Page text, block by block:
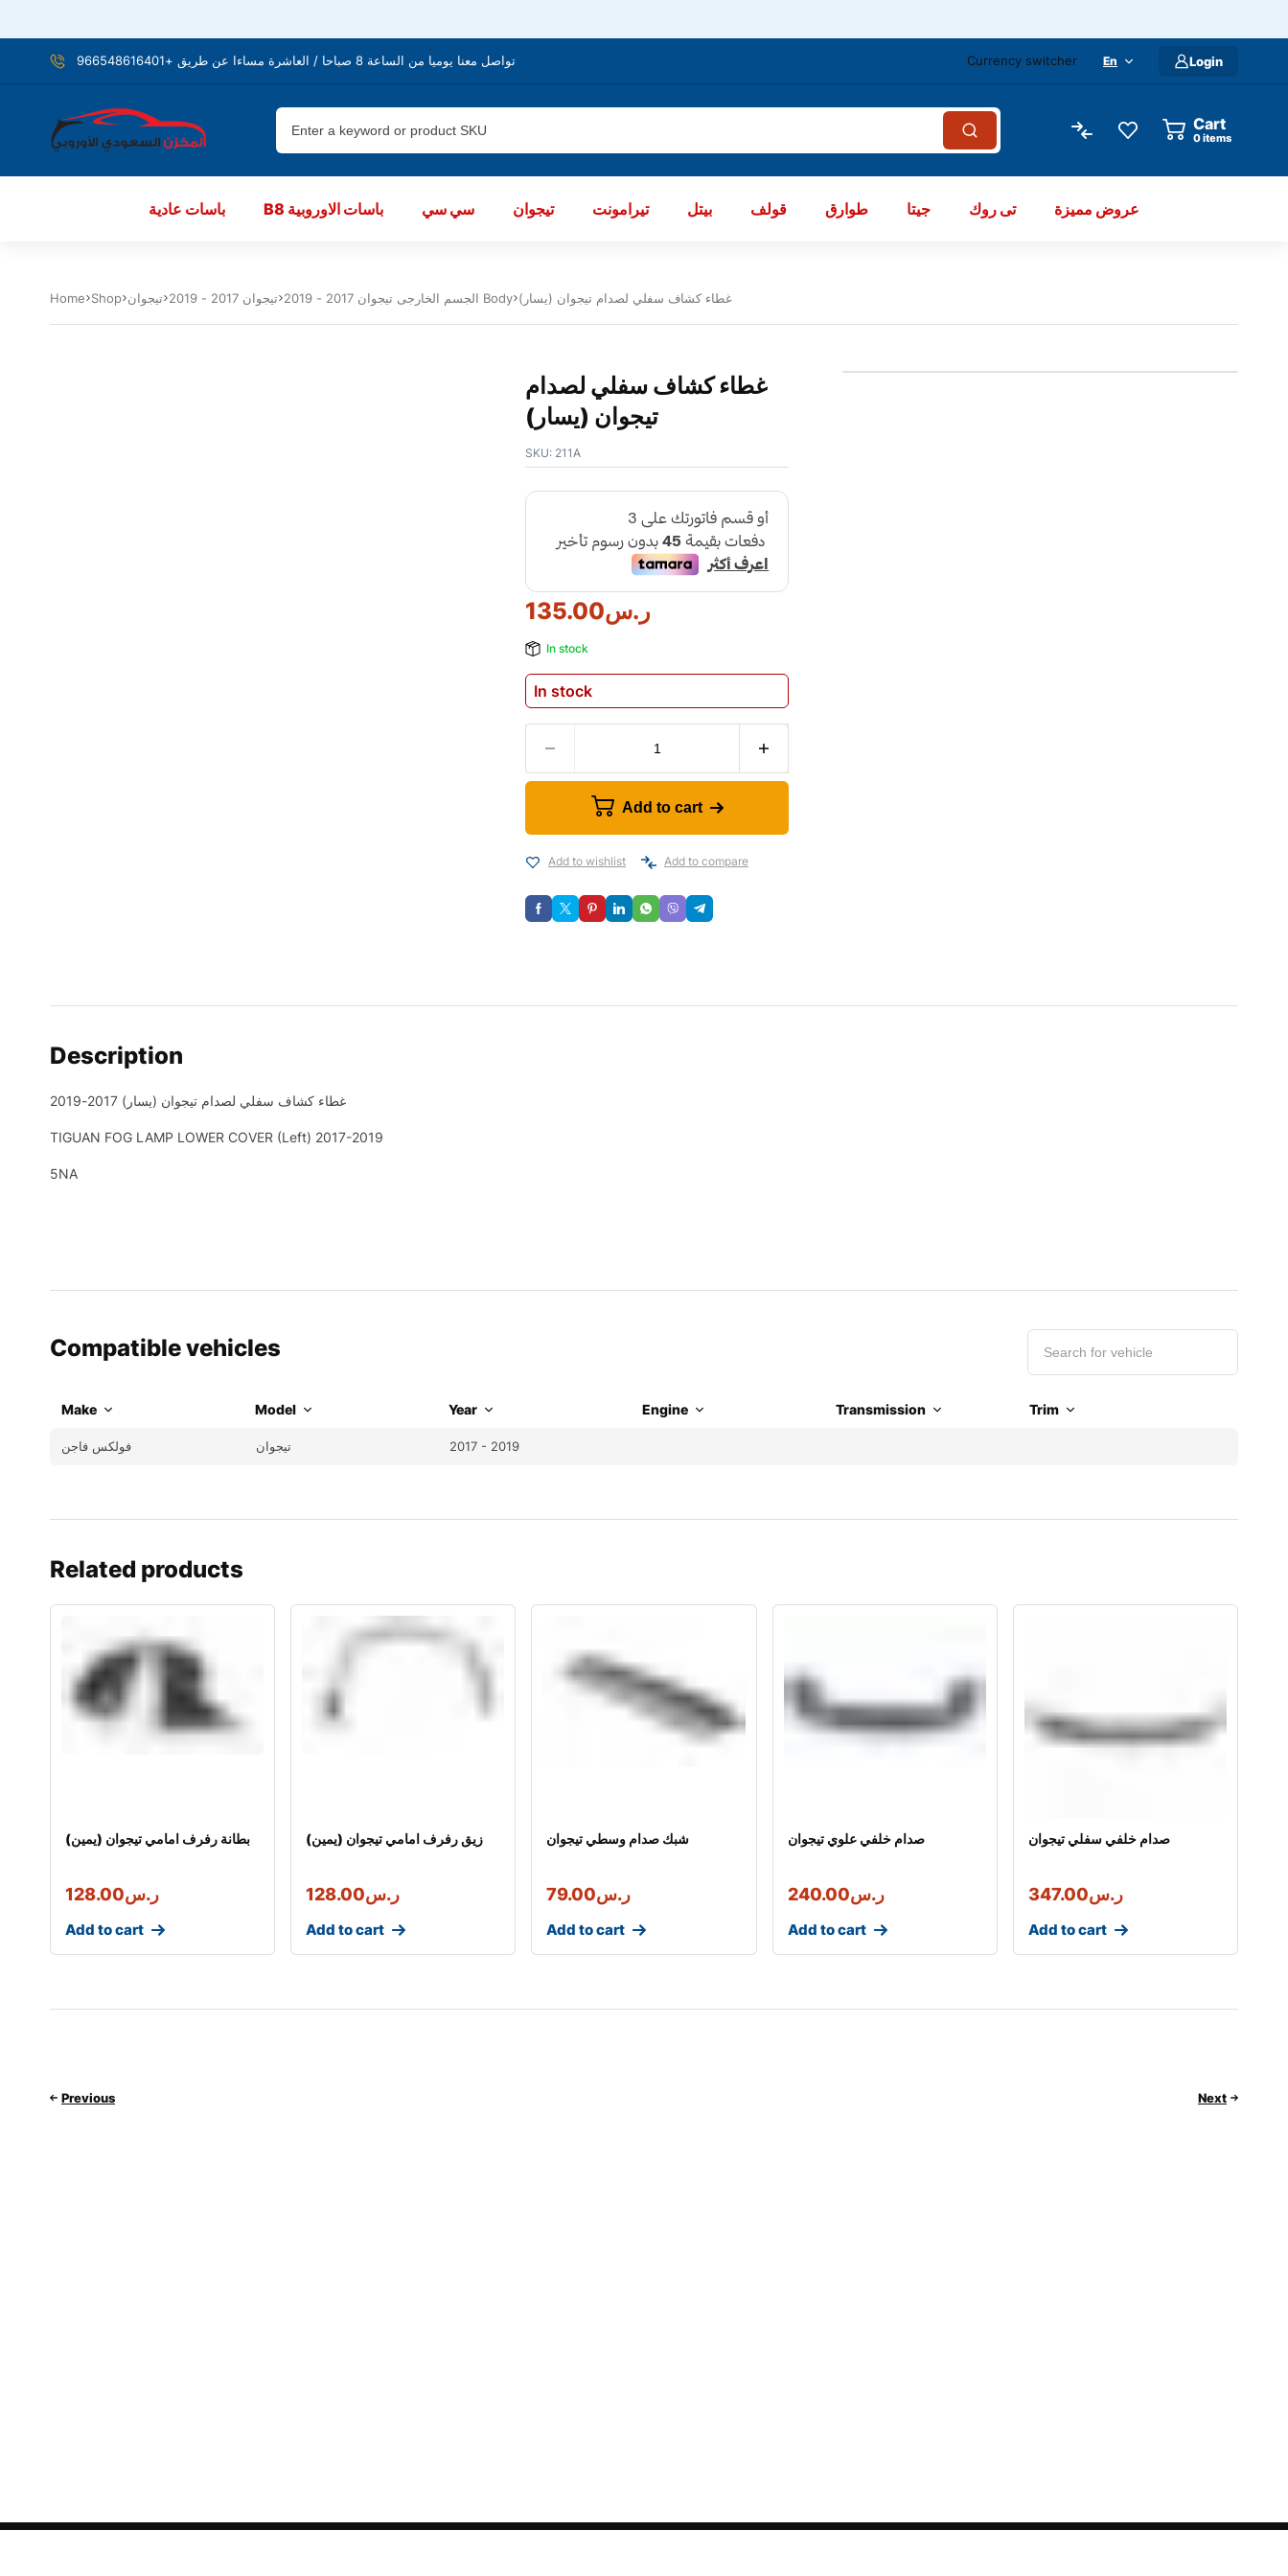
تواصل معنا يوميا من الساعة 8 صباحا / العاشرة مساءا عن طريق +966548616401 Currency switcher En Login
Cart
items
باسات عادية B8 باسات الاوروبية سي سي تيجوان تيرامونت بيتل قولف طوارق جيتا تى روك عروض مميزة
Home Shop تيجوان تيجوان 2017 - 2019 الجسم الخارجى تيجوان 2017 - 2019 Body غطاء كشاف سفلي لصدام تيجوان (يسار)
غطاء كشاف سفلي لصدام
تيجوان (يسار)
SKU: 211A
ر.س135.00
In stock
In stock
Add to cart
Add to wishlist Add to compare
Description
غطاء كشاف سفلي لصدام تيجوان (يسار) 2017-2019
TIGUAN FOG LAMP LOWER COVER (Left) 2017-2019
5NA
Compatible vehicles
Make Model Year Engine Transmission Trim
فولكس فاجن تيجوان 2017 - 2019
Related products
بطانة رفرف امامي تيجوان (يمين)
ر.س128.00
Add to cart
زيق رفرف امامي تيجوان (يمين)
ر.س128.00
Add to cart
شبك صدام وسطي تيجوان
ر.س79.00
Add to cart
صدام خلفي علوي تيجوان
ر.س240.00
Add to cart
صدام خلفي سفلي تيجوان
ر.س347.00
Add to cart
Previous Next